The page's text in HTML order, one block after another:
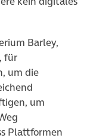
Barley,
für
um die
um
Plattformen